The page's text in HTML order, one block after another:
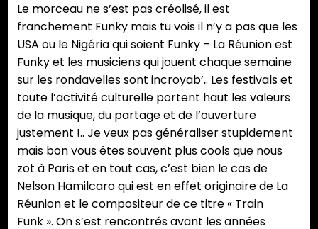
Le morceau ne s’est pas créolisé, il est
franchement Funky mais tu vois il n’y a pas que les
USA ou le Nigéria qui soient Funky – La Réunion est
Funky et les musiciens qui jouent chaque semaine
sur les rondavelles sont incroyab’,. Les festivals et
toute l’activité culturelle portent haut les valeurs
de la musique, du partage et de l’ouverture
justement !.. Je veux pas généraliser stupidement
mais bon vous êtes souvent plus cools que nous
zot à Paris et en tout cas, c’est bien le cas de
Nelson Hamilcaro qui est en effet originaire de La
Réunion et le compositeur de ce titre « Train
Funk ». On s’est rencontrés avant les années